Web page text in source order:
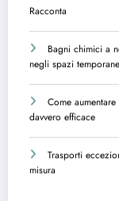
Racconta
Bagni chimici a
negli spazi
Come
davvero efficace
Trasporti
misura